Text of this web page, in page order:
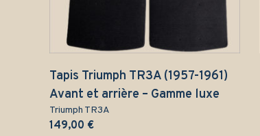
Tapis Triumph TR3A (1957-1961)
Avant et arrière – Gamme luxe
Triumph TR3A
149,00 €